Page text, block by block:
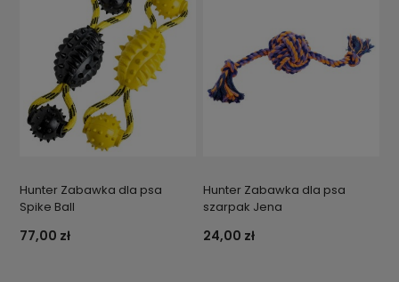
Hunter Zabawka dla psa
Spike Ball
77,00 zł
Hunter Zabawka dla psa
szarpak Jena
24,00 zł